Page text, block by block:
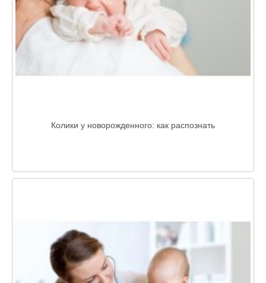
Колики у новорожденного: как распознать